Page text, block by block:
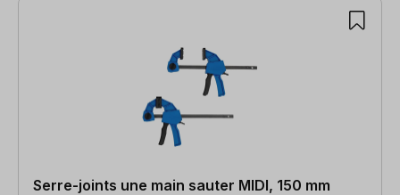
Serre-joints une main sauter MIDI, 150 mm